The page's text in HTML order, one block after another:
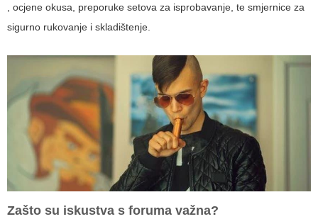
, ocjene okusa, preporuke setova za isprobavanje, te smjernice za
sigurno rukovanje i skladištenje.
Zašto su iskustva s foruma važna?